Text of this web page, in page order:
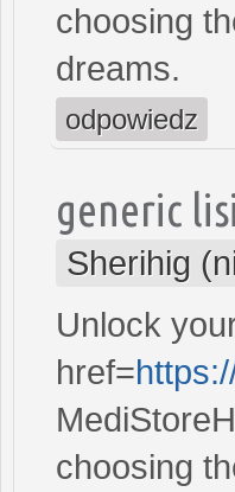
choosing
dreams.
odpowiedz
generic
Sherihig
Unlock
href=
choosing